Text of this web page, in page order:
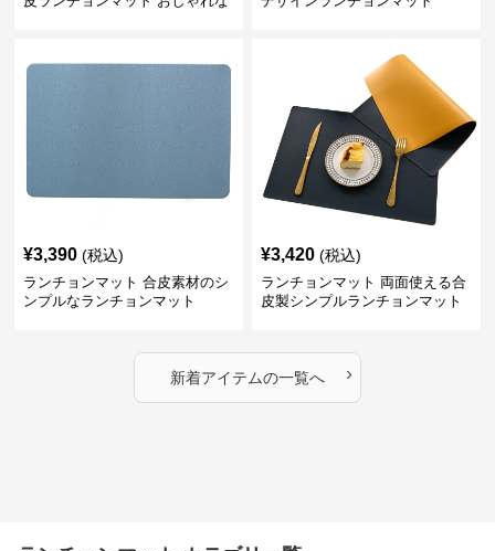
¥3,390 (税込)
ランチョンマット 合皮素材のシ
ンプルなランチョンマット
¥3,420 (税込)
ランチョンマット 両面使える合
皮製シンプルランチョンマット
新着アイテムの一覧へ ›